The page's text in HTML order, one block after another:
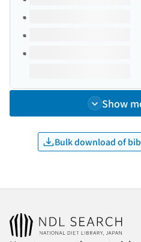
Show
Bulk download of